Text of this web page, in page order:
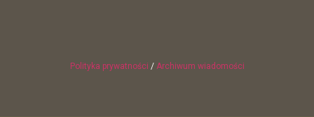
Polityka prywatności / Archiwum wiadomości